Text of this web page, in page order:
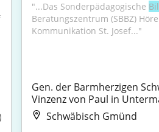
"...Das Sonderpädagogische
Beratungszentrum (SBBZ)
Kommunikation St. Josef..."
Gen. der Barmherzigen
Vinzenz von Paul in
Schwäbisch Gmünd